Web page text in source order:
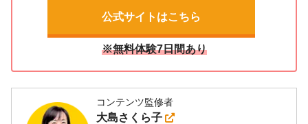
公式サイトはこちら
※無料体験7日間あり
コンテンツ監修者
大島さくら子